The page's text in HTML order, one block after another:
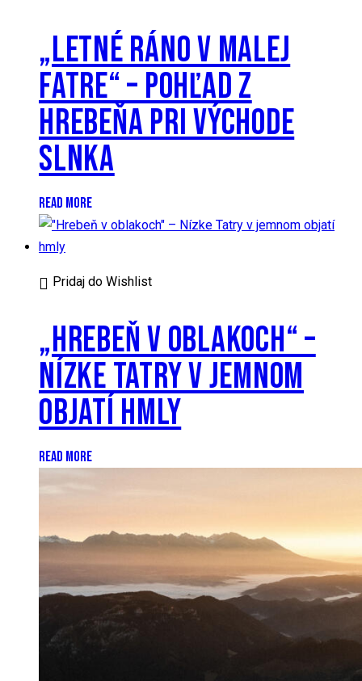
„LETNÉ RÁNO V MALEJ
FATRE“ – POHĽAD Z
HREBEŇA PRI VÝCHODE
SLNKA
READ MORE
Pridaj do Wishlist
„HREBEŇ V OBLAKOCH“ –
NÍZKE TATRY V JEMNOM
OBJATÍ HMLY
READ MORE